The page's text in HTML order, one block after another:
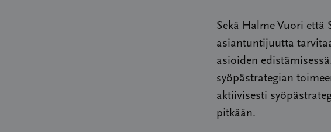
Sekä Halme Vuori että
asiantuntijuutta
asioiden
syöpästrategian
aktiivisesti
pitkään.